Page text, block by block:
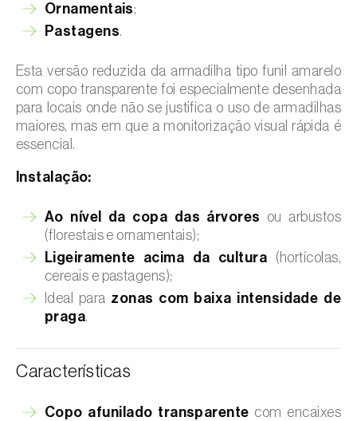
Ornamentais;
Pastagens.
Esta versão reduzida da armadilha tipo funil amarelo
com copo transparente foi especialmente desenhada
para locais onde não se justifica o uso de armadilhas
maiores, mas em que a monitorização visual rápida é
essencial.
Instalação:
Ao nível da copa das árvores ou arbustos
(florestais e ornamentais);
Ligeiramente acima da cultura (hortícolas,
cereais e pastagens);
Ideal para zonas com baixa intensidade de
praga.
Características
Copo afunilado transparente com encaixes